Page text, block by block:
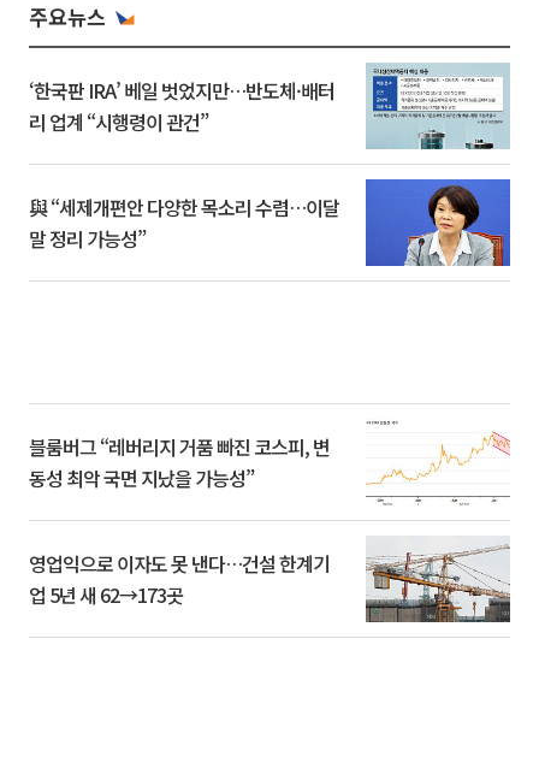
주요뉴스
‘한국판 IRA’ 베일 벗었지만…반도체·배터
리 업계 “시행령이 관건”
與 “세제개편안 다양한 목소리 수렴…이달
말 정리 가능성”
블룸버그 “레버리지 거품 빠진 코스피, 변
동성 최악 국면 지났을 가능성”
영업익으로 이자도 못 낸다…건설 한계기
업 5년 새 62→173곳